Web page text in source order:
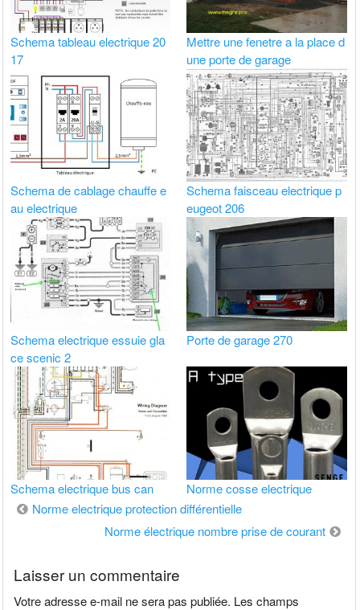
Schema tableau electrique 20
17
Mettre une fenetre a la place d
une porte de garage
Schema de cablage chauffe e
au electrique
Schema faisceau electrique p
eugeot 206
Schema electrique essuie gla
ce scenic 2
Porte de garage 270
Schema electrique bus can Norme cosse electrique
Navigation
Norme electrique protection différentielle
Norme électrique nombre prise de courant
Laisser un commentaire
Votre adresse e-mail ne sera pas publiée. Les champs